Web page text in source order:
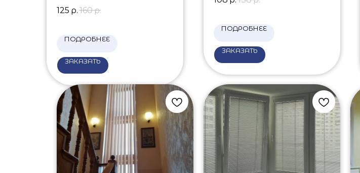
125 р. 160 р.
ПОДРОБНЕЕ
ЗАКАЗАТЬ
ПОДРОБНЕЕ
ЗАКАЗАТЬ